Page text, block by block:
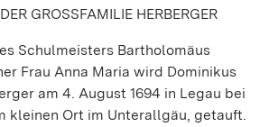
GROSSFAMILIE HERBERGER
Schulmeisters Bartholomäus
Frau Anna Maria wird Dominikus
am 4. August 1694 in Legau bei
kleinen Ort im Unterallgäu, getauft.